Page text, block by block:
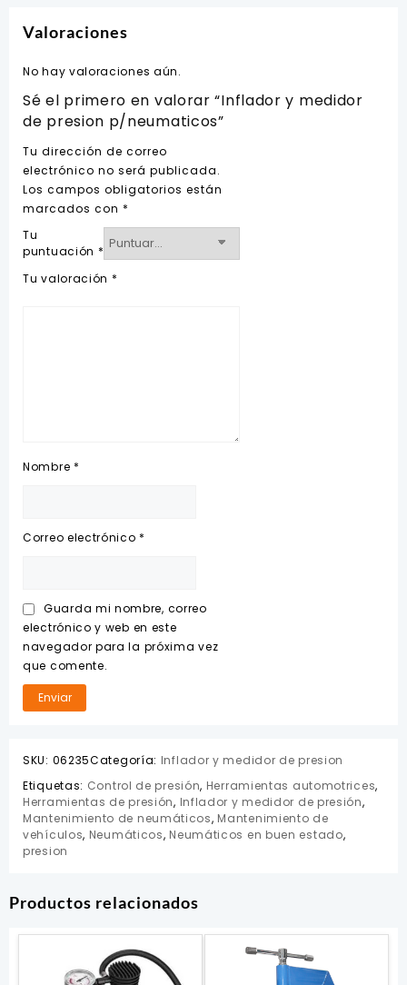
Valoraciones
No hay valoraciones aún.
Sé el primero en valorar “Inflador y medidor
de presion p/neumaticos”
Tu dirección de correo
electrónico no será publicada.
Los campos obligatorios están
marcados con *
Tu
puntuación *
Tu valoración *
Nombre *
Correo electrónico *
Guarda mi nombre, correo
electrónico y web en este
navegador para la próxima vez
que comente.
SKU: 06235Categoría: Inflador y medidor de presion
Etiquetas: Control de presión, Herramientas automotrices,
Herramientas de presión, Inflador y medidor de presión,
Mantenimiento de neumáticos, Mantenimiento de
vehículos, Neumáticos, Neumáticos en buen estado,
presion
Productos relacionados